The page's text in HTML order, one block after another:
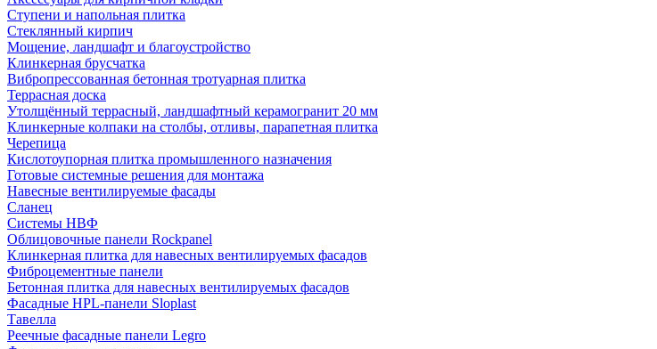
Ступени и напольная плитка
Cтеклянный кирпич
Мощение, ландшафт и благоустройство
Клинкерная брусчатка
Вибропрессованная бетонная тротуарная плитка
Террасная доска
Утолщённый террасный, ландшафтный керамогранит 20 мм
Клинкерные колпаки на столбы, отливы, парапетная плитка
Черепица
Кислотоупорная плитка промышленного назначения
Готовые системные решения для монтажа
Навесные вентилируемые фасады
Сланец
Системы НВФ
Облицовочные панели Rockpanel
Клинкерная плитка для навесных вентилируемых фасадов
Фиброцементные панели
Бетонная плитка для навесных вентилируемых фасадов
Фасадные HPL-панели Sloplast
Тавелла
Реечные фасадные панели Legro